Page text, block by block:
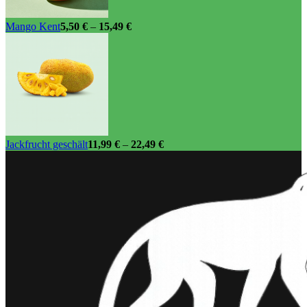
Mango Kent5,50 € – 15,49 €
Jackfrucht geschält11,99 € – 22,49 €